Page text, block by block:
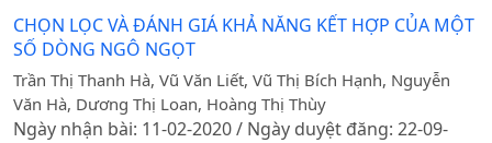
CHỌN LỌC VÀ ĐÁNH GIÁ KHẢ NĂNG KẾT HỢP CỦA MỘT
SỐ DÒNG NGÔ NGỌT
Trần Thị Thanh Hà, Vũ Văn Liết, Vũ Thị Bích Hạnh, Nguyễn
Văn Hà, Dương Thị Loan, Hoàng Thị Thùy
Ngày nhận bài: 11-02-2020 / Ngày duyệt đăng: 22-09-